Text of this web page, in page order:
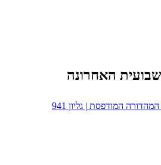
האחרונה
המודפסת | גליון 941